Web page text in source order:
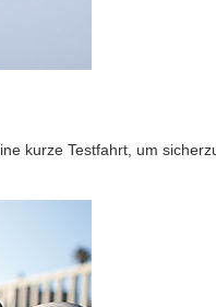
kurze Testfahrt, um